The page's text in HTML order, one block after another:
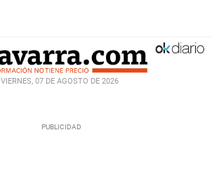
VIERNES, 07 DE AGOSTO DE 2026